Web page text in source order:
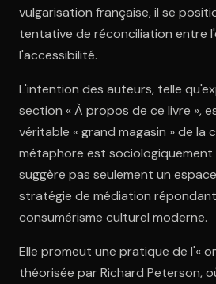
vulgarisation française, il se
tentative de réconciliation entre
l'accessibilité.
L'intention des auteurs, telle
section « À propos de ce livre »,
véritable « grand magasin » de la
métaphore est sociologiquement
suggère pas seulement un
stratégie de médiation
consumérisme culturel moderne.
Elle promeut une pratique de l'«
théorisée par Richard Peterson,